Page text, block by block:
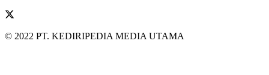
© 2022 PT. KEDIRIPEDIA MEDIA UTAMA